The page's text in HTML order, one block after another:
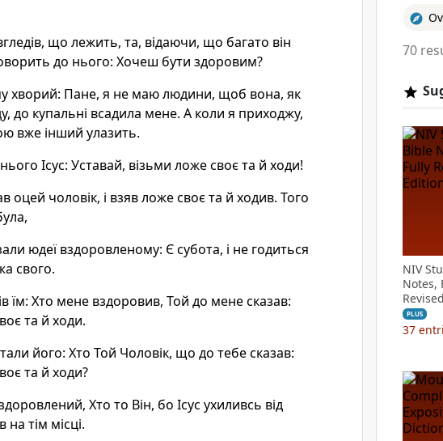
що лежить, та, відаючи, що багато він
до нього: Хочеш бути здоровим?
хворий: Пане, я не маю людини, щоб вона, як
до купальні всадила мене. А коли я приходжу,
вже інший улазить.
Ісус: Уставай, візьми ложе своє та й ходи!
оцей чоловік, і взяв ложе своє та й ходив. Того
юдеї вздоровленому: Є субота, і не годиться
свого.
їм: Хто мене вздоровив, Той до мене сказав:
та й ходи.
його: Хто Той Чоловік, що до тебе сказав:
та й ходи?
Хто то Він, бо Ісус ухиливсь від
тім місці.
70
NIV
Notes,
PLUS
37